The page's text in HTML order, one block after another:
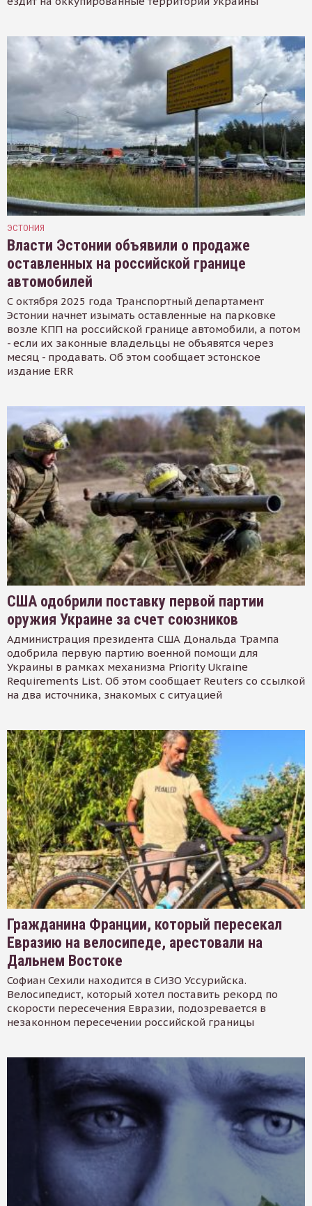
ЭСТОНИЯ
Власти Эстонии объявили о продаже
оставленных на российской границе
автомобилей
С октября 2025 года Транспортный департамент
Эстонии начнет изымать оставленные на парковке
возле КПП на российской границе автомобили, а потом
- если их законные владельцы не объявятся через
месяц - продавать. Об этом сообщает эстонское
издание ERR
США одобрили поставку первой партии
оружия Украине за счет союзников
Администрация президента США Дональда Трампа
одобрила первую партию военной помощи для
Украины в рамках механизма Priority Ukraine
Requirements List. Об этом сообщает Reuters со ссылкой
на два источника, знакомых с ситуацией
Гражданина Франции, который пересекал
Евразию на велосипеде, арестовали на
Дальнем Востоке
Софиан Сехили находится в СИЗО Уссурийска.
Велосипедист, который хотел поставить рекорд по
скорости пересечения Евразии, подозревается в
незаконном пересечении российской границы